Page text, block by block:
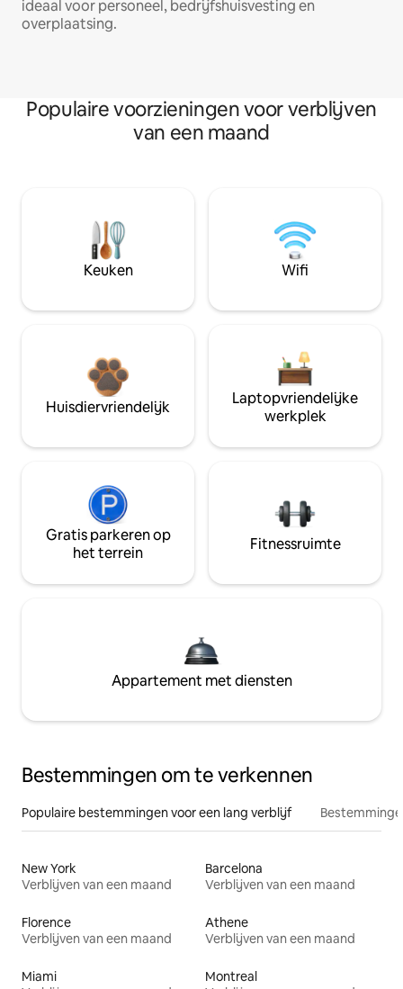
ideaal voor personeel, bedrijfshuisvesting en
overplaatsing.
Populaire voorzieningen voor verblijven
van een maand
Keuken Wifi
Huisdiervriendelijk
Laptopvriendelijke
werkplek
Gratis parkeren op
het terrein
Fitnessruimte
Appartement met diensten
Bestemmingen om te verkennen
Populaire bestemmingen voor een lang verblijf
New York
Verblijven van een maand
Barcelona
Verblijven van een maand
Florence
Verblijven van een maand
Athene
Verblijven van een maand
Miami
Montreal